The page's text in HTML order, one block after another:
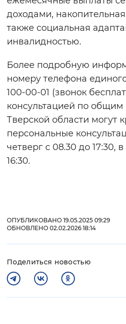
доходами,
также социальная
инвалидностью.
Более подробную
номеру телефона
100-00-01 (звонок
консультацией по
Тверской области могут
персональные
четверг с 08.30 до 17:30,
16:30.
ОПУБЛИКОВАНО 19.05.2025 09:29
ОБНОВЛЕНО 02.02.2026 18:14
Поделиться новостью